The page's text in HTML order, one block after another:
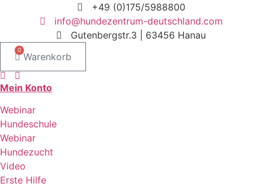
+49 (0)175/5988800
info@hundezentrum-deutschland.com
Gutenbergstr.3 | 63456 Hanau
0
Warenkorb
Mein Konto
Webinar
Hundeschule
Webinar
Hundezucht
Video
Erste Hilfe